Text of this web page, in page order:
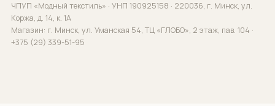
ЧПУП «Модный текстиль» · УНП 190925158 · 220036, г. Минск, ул.
Коржа, д. 14, к. 1А
Магазин: г. Минск, ул. Уманская 54, ТЦ «ГЛОБО», 2 этаж, пав. 104 ·
+375 (29) 339-51-95